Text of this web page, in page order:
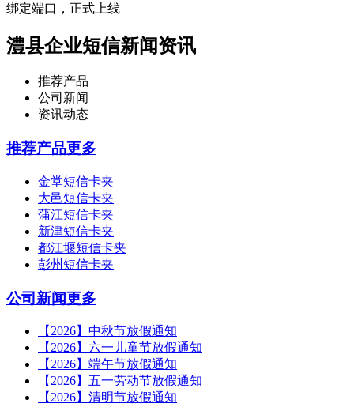
绑定端口，正式上线
澧县企业短信新闻资讯
推荐产品
公司新闻
资讯动态
推荐产品更多
金堂短信卡夹
大邑短信卡夹
蒲江短信卡夹
新津短信卡夹
都江堰短信卡夹
彭州短信卡夹
公司新闻更多
【2026】中秋节放假通知
【2026】六一儿童节放假通知
【2026】端午节放假通知
【2026】五一劳动节放假通知
【2026】清明节放假通知